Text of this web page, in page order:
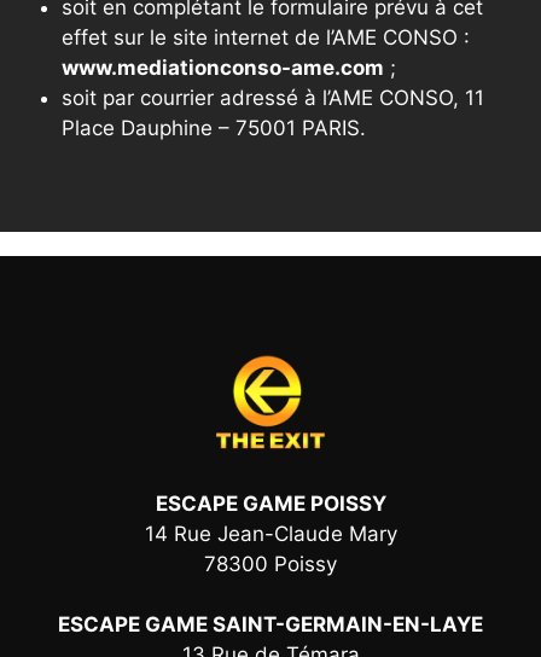
soit en complétant le formulaire prévu à cet
effet sur le site internet de l’AME CONSO :
www.mediationconso-ame.com ;
soit par courrier adressé à l’AME CONSO, 11
Place Dauphine – 75001 PARIS.
ESCAPE GAME POISSY
14 Rue Jean-Claude Mary
78300 Poissy
ESCAPE GAME SAINT-GERMAIN-EN-LAYE